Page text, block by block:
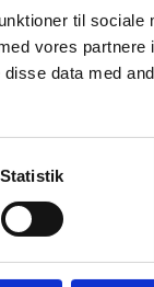
til sociale
vores partnere
data med
Statistik